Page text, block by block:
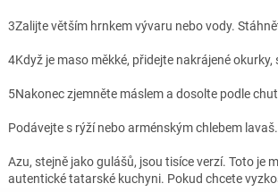
3Zalijte větším hrnkem vývaru nebo vody.
4Když je maso měkké, přidejte nakrájené
5Nakonec zjemněte máslem a dosolte podle
Podávejte s rýží nebo arménským chlebem
Azu, stejně jako gulášů, jsou tisíce verzí. Toto je
autentické tatarské kuchyni. Pokud chcete